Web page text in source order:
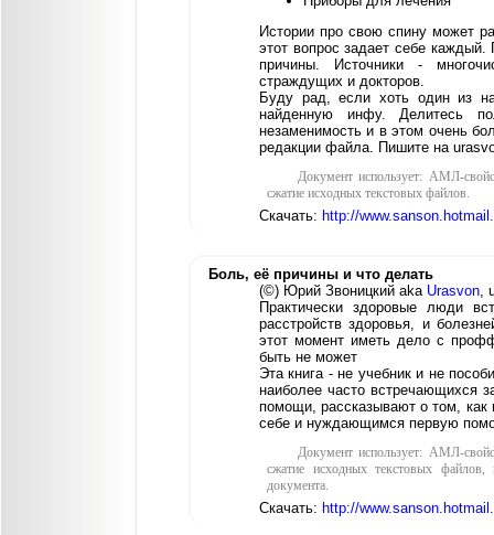
Истории про свою спину может
этот вопрос задает себе
причины. Источники -
страждущих и докторов.
Буду рад, если хоть один из
найденную инфу. Делитесь
незаменимость и в этом очень
редакции файла. Пишите на
Документ использует: АМЛ-
сжатие исходных текстовых файлов.
Скачать: http://
Боль, её причины и что делать
(©) Юрий Звоницкий aka Urasvon,
Практически здоровые люди
расстройств здоровья, и
этот момент иметь дело с
быть не может
Эта книга - не учебник и не
наиболее часто встречающихся
помощи, рассказывают о том, как
себе и нуждающимся первую
Документ использует: АМЛ-
сжатие исходных текстовых файлов,
документа.
Скачать: http://